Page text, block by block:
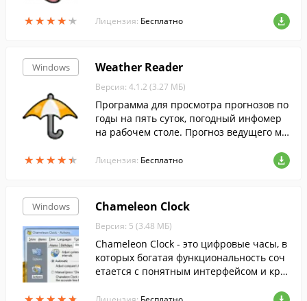
★★★★★
★★★★★ Лицензия: Бесплатно
Windows
★★★★★
★★★★★
Weather Reader
Версия: 4.1.2 (3.27 МБ)
Программа для просмотра прогнозов по
годы на пять суток, погодный инфомер
на рабочем столе. Прогноз ведущего ме
Лицензия: Бесплатно
Windows Chameleon Clock
Версия: 5 (3.48 МБ)
Chameleon Clock - это цифровые часы, в
которых богатая функциональность соч
етается с понятным интерфейсом и кра